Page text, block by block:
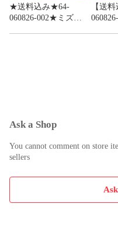
★送料込み★64-
060826-002★ミズノ
【送
Ask a Shop
You cannot comment on store
sellers